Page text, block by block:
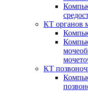
КТ органов
КТ